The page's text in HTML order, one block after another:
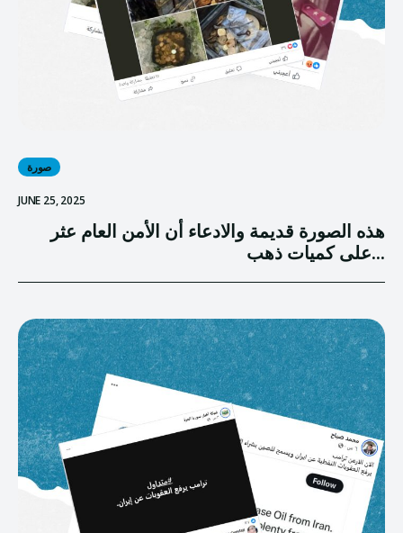
صورة
JUNE 25, 2025
هذه الصورة قديمة والادعاء أن الأمن العام عثر
على كميات ذهب...